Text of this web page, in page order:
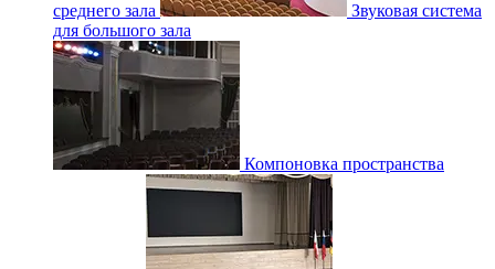
среднего зала
Звуковая система
для большого зала
Компоновка пространства